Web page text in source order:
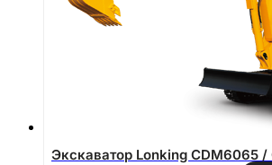
Экскаватор Lonking CDM6065 /